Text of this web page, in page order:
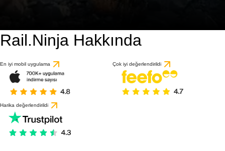
Rail.Ninja Hakkında
En iyi mobil uygulama Çok iyi değerlendirildi
Harika değerlendirildi